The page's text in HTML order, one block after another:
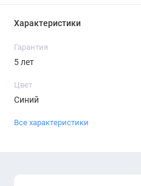
Характеристики
Гарантия
5 лет
Цвет
Синий
Все характеристики